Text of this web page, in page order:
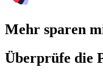
Mehr sparen
Überprüfe die